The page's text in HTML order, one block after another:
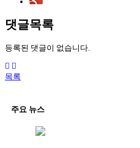
댓글목록
등록된 댓글이 없습니다.
목록
주요 뉴스